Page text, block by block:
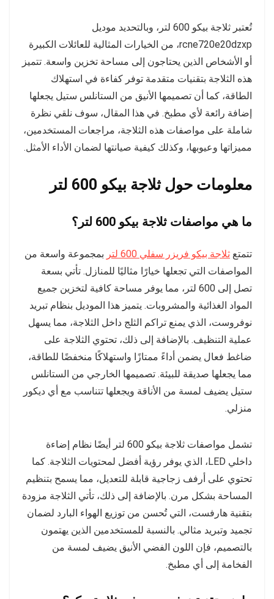
تُعتبر ثلاجة بيكو 600 لتر، وبالتحديد موديل
rcne720e20dzxp، من الخيارات المثالية للعائلات الكبيرة
أو الأشخاص الذين يحتاجون إلى مساحة تخزين واسعة. تتميز
هذه الثلاجة بتقنيات متقدمة توفر كفاءة في استهلاك
الطاقة، كما أن تصميمها الأنيق من الستانلس ستيل يجعلها
إضافة رائعة لأي مطبخ. في هذا المقال، سوف نلقي نظرة
شاملة على مواصفات هذه الثلاجة، مراجعات المستخدمين،
مميزاتها وعيوبها، وكذلك كيفية صيانتها لضمان الأداء الأمثل.
معلومات حول ثلاجة بيكو 600 لتر
ما هي مواصفات ثلاجة بيكو 600 لتر؟
تتمتع ثلاجة بيكو فريزر سفلي 600 لتر
بمجموعة واسعة من
المواصفات التي تجعلها خيارًا مثاليًا للمنازل. تأتي بسعة
تصل إلى 600 لتر، مما يوفر مساحة كافية لتخزين جميع
المواد الغذائية والمشروبات. يتميز هذا الموديل بنظام تبريد
نوفروست، الذي يمنع تراكم الثلج داخل الثلاجة، مما يسهل
عملية التنظيف. بالإضافة إلى ذلك، تحتوي الثلاجة على
ضاغط فعال يضمن أداءً ممتازًا واستهلاكًا منخفضًا للطاقة،
مما يجعلها صديقة للبيئة. تصميمها الخارجي من الستانلس
ستيل يضيف لمسة من الأناقة ويجعلها تتناسب مع أي ديكور
منزلي.
تشمل مواصفات ثلاجة بيكو 600 لتر أيضًا نظام إضاءة
داخلي LED، الذي يوفر رؤية أفضل لمحتويات الثلاجة. كما
تحتوي على أرفف زجاجية قابلة للتعديل، مما يسمح بتنظيم
المساحة بشكل مرن. بالإضافة إلى ذلك، تأتي الثلاجة مزودة
بتقنية هارفست، التي تُحسن من توزيع الهواء البارد لضمان
تجميد وتبريد مثالي. بالنسبة للمستخدمين الذين يهتمون
بالتصميم، فإن اللون الفضي الأنيق يضيف لمسة من
الفخامة إلى أي مطبخ.